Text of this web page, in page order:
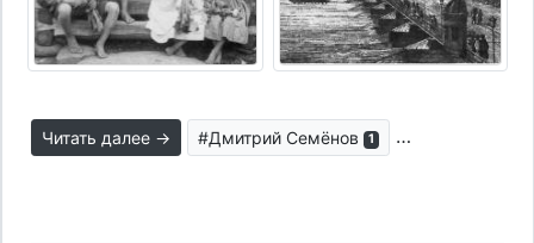
Читать далее → #Дмитрий Семёнов 1 #парадигма